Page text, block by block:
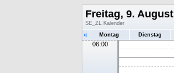
Freitag, 9. August
SE_ZL Kalender
« Montag Dienstag
06:00